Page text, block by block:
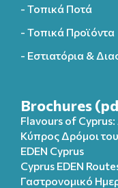
- Τοπικά Ποτά
- Τοπικά Προϊόντα
- Εστιατόρια &
Brochures
Flavours of
Κύπρος Δρόμοι
EDEN Cyprus
Cyprus EDEN
Γαστρονομικό